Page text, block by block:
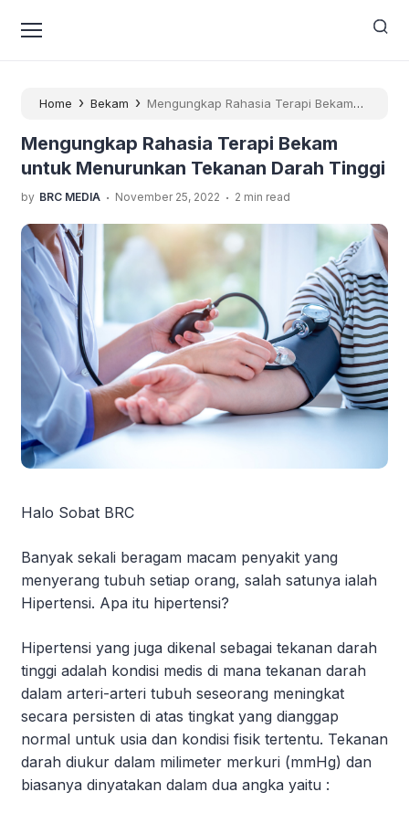
Home › Bekam › Mengungkap Rahasia Terapi Bekam
Mengungkap Rahasia Terapi Bekam
untuk Menurunkan Tekanan Darah Tinggi
by BRC MEDIA . November 25, 2022 . 2 min read
Halo Sobat BRC
Banyak sekali beragam macam penyakit yang
menyerang tubuh setiap orang, salah satunya ialah
Hipertensi. Apa itu hipertensi?
Hipertensi yang juga dikenal sebagai tekanan darah
tinggi adalah kondisi medis di mana tekanan darah
dalam arteri-arteri tubuh seseorang meningkat
secara persisten di atas tingkat yang dianggap
normal untuk usia dan kondisi fisik tertentu. Tekanan
darah diukur dalam milimeter merkuri (mmHg) dan
biasanya dinyatakan dalam dua angka yaitu :